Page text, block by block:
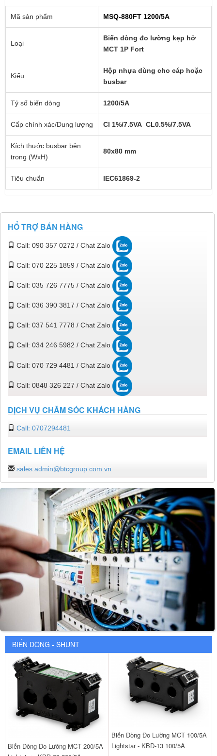
Mã sản phẩm MSQ-880FT 1200/5A
Loại
Biến dòng đo lường kẹp hở
MCT 1P Fort
Kiểu
Hộp nhựa dùng cho cáp hoặc
busbar
Tỷ số biến dòng 1200/5A
Cấp chính xác/Dung lượng Cl 1%/7.5VA CL0.5%/7.5VA
Kích thước busbar bên
trong (WxH)
80x80 mm
Tiêu chuẩn IEC61869-2
HỔ TRỢ BÁN HÀNG
Call: 090 357 0272 / Chat Zalo
Call: 070 225 1859 / Chat Zalo
Call: 035 726 7775 / Chat Zalo
Call: 036 390 3817 / Chat Zalo
Call: 037 541 7778 / Chat Zalo
Call: 034 246 5982 / Chat Zalo
Call: 070 729 4481 / Chat Zalo
Call: 0848 326 227 / Chat Zalo
DỊCH VỤ CHĂM SÓC KHÁCH HÀNG
Call: 0707294481
EMAIL LIÊN HỆ
sales.admin@btcgroup.com.vn
BIẾN DÒNG - SHUNT
Biến Dòng Đo Lường MCT 200/5A
Biến Dòng Đo Lường MCT 100/5A
Lightstar - KBD-13 100/5A